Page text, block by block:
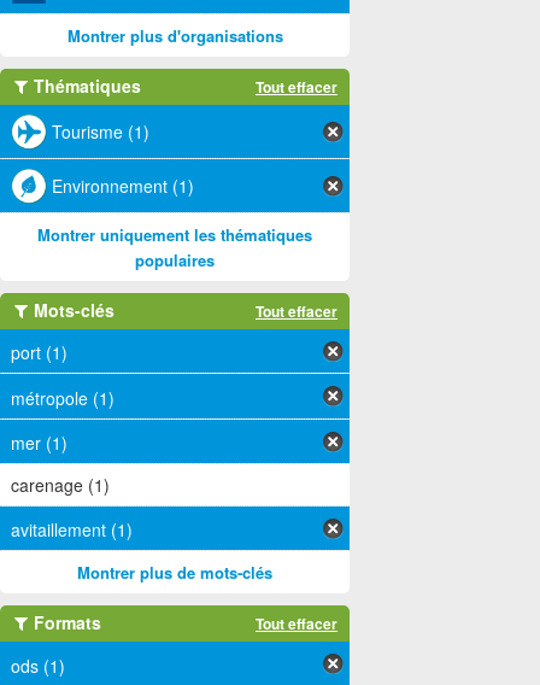
Montrer plus d'organisations
Thématiques Tout effacer
Tourisme (1)
Environnement (1)
Montrer uniquement les thématiques
populaires
Mots-clés Tout effacer
port (1)
métropole (1)
mer (1)
carenage (1)
avitaillement (1)
Montrer plus de mots-clés
Formats Tout effacer
ods (1)